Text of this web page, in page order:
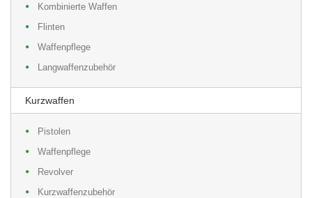
Kombinierte Waffen
Flinten
Waffenpflege
Langwaffenzubehör
Kurzwaffen
Pistolen
Waffenpflege
Revolver
Kurzwaffenzubehör